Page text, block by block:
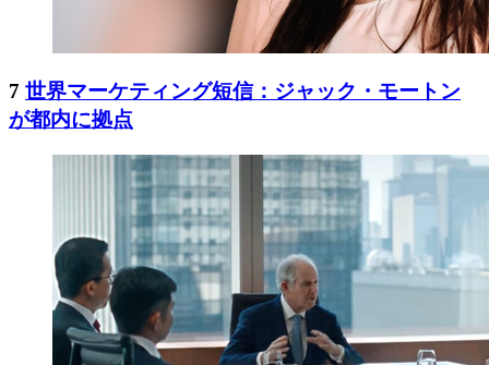
7 世界マーケティング短信：ジャック・モートン
が都内に拠点